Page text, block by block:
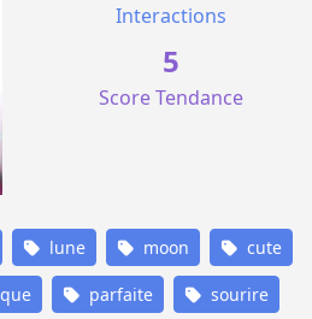
Interactions
5
Score Tendance
lune moon cute
parfaite sourire